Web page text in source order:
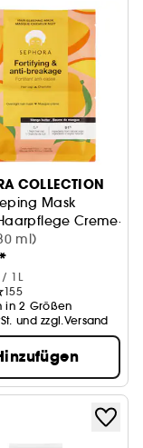
oder trockenes Haar
COLLECTION
Mask
Creme-
ml)
/ 1L
155
in 2 Größen
und zzgl.Versand